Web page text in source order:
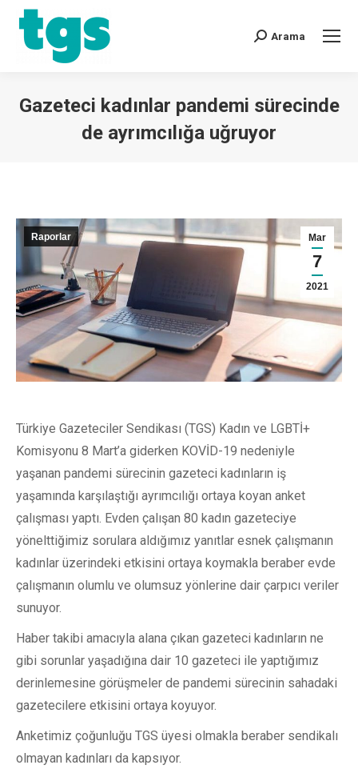
Arama
Gazeteci kadınlar pandemi sürecinde
de ayrımcılığa uğruyor
Mar
7
2021
Raporlar
Türkiye Gazeteciler Sendikası (TGS) Kadın ve LGBTİ+
Komisyonu 8 Mart’a giderken KOVİD-19 nedeniyle
yaşanan pandemi sürecinin gazeteci kadınların iş
yaşamında karşılaştığı ayrımcılığı ortaya koyan anket
çalışması yaptı. Evden çalışan 80 kadın gazeteciye
yönelttiğimiz sorulara aldığımız yanıtlar esnek çalışmanın
kadınlar üzerindeki etkisini ortaya koymakla beraber evde
çalışmanın olumlu ve olumsuz yönlerine dair çarpıcı veriler
sunuyor.
Haber takibi amacıyla alana çıkan gazeteci kadınların ne
gibi sorunlar yaşadığına dair 10 gazeteci ile yaptığımız
derinlemesine görüşmeler de pandemi sürecinin sahadaki
gazetecilere etkisini ortaya koyuyor.
Anketimiz çoğunluğu TGS üyesi olmakla beraber sendikalı
olmayan kadınları da kapsıyor.